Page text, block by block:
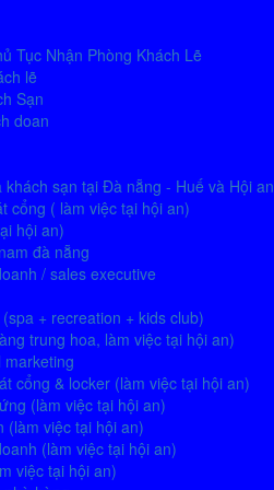
Tục Nhận Phòng Khách Lẽ
lẽ
Sạn
doan
sạn tại Đà nẵng - Huế và Hội an
cổng ( làm việc tại hội an)
hội an)
đà nẵng
/ sales executive
+ recreation + kids club)
trung hoa, làm việc tại hội an)
marketing
cổng & locker (làm việc tại hội an)
(làm việc tại hội an)
(làm việc tại hội an)
(làm việc tại hội an)
việc tại hội an)